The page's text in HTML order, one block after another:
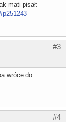
mati pisał:
#3
wróce do
#4